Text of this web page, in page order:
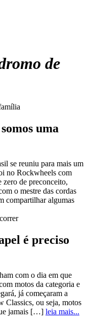
de
uma
se reuniu para mais um
no Rockwheels com
zero de preconceito,
o mestre das cordas
compartilhar algumas
é preciso
com o dia em que
motos da categoria e
já começaram a
Classics, ou seja, motos
jamais […] leia mais...